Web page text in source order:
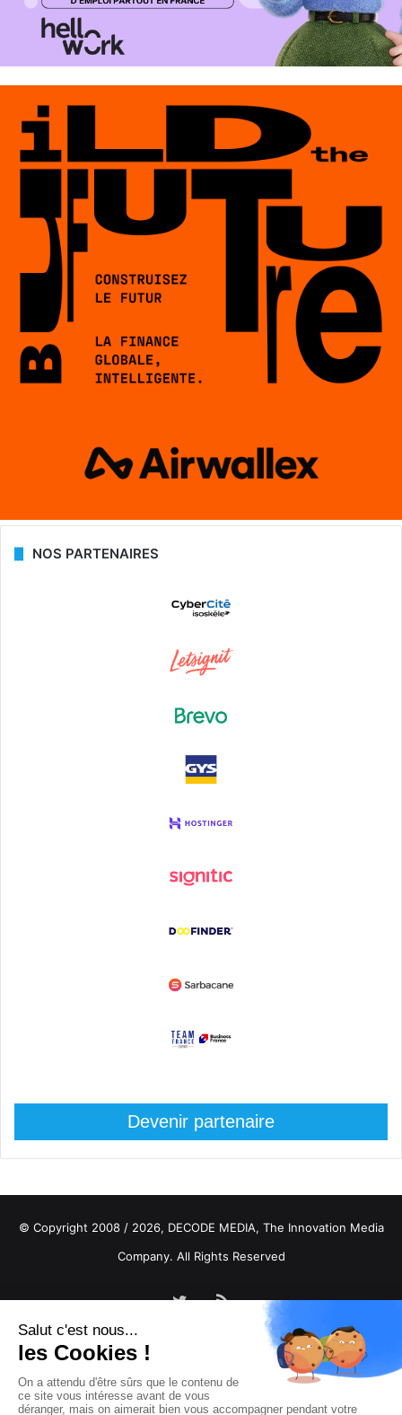
NOS PARTENAIRES
Devenir partenaire
© Copyright 2008 / 2026, DECODE MEDIA, The Innovation Media
Company. All Rights Reserved
TwitterRSS